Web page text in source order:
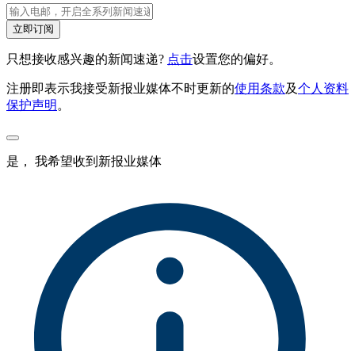
立即订阅
只想接收感兴趣的新闻速递? 点击设置您的偏好。
注册即表示我接受新报业媒体不时更新的使用条款及个人资料
保护声明。
是， 我希望收到新报业媒体